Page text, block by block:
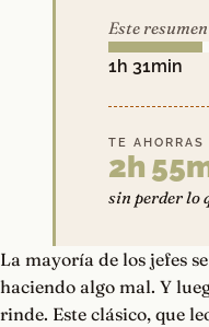
Este resumen
1h 31min
TE AHORRAS
2h
sin perder lo
La mayoría de los jefes
haciendo algo mal. Y
rinde. Este clásico, que